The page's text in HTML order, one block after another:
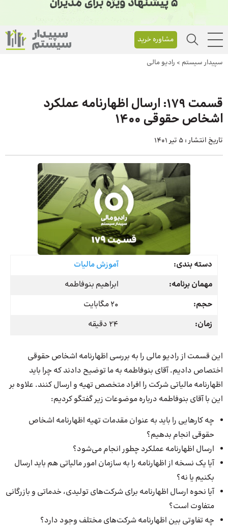
مشاوره خرید
سپیدار سیستم > رادیو مالی
قسمت ۱۷۹: ارسال اظهارنامه عملکرد
اشخاص حقوقی ۱۴۰۰
تاریخ انتشار : 5 تیر 1401
دسته بندی:
آموزش مالیات
مهمان برنامه:
ابراهیم بنوفاطمه
حجم:
20 مگابایت
زمان:
24 دقیقه
این قسمت از رادیو مالی را به بررسی اظهارنامه اشخاص حقوقی
اختصاص دادیم. آقای بنوفاطمه به ما توضیح دادند که چرا باید
اظهارنامه مالیاتی شرکت را افراد متخصص تهیه و ارسال کنند. علاوه بر
این با آقای بنوفاطمه درباره موضوعات زیر گفتگو کردیم:
چه کارهایی را باید به عنوان مقدمات تهیه اظهارنامه اشخاص
حقوقی انجام بدهیم؟
ارسال اظهارنامه عملکرد چطور انجام می‌شود؟
آیا یک نسخه از اظهارنامه را به سازمان امور مالیاتی هم باید ارسال
بکنیم یا نه؟
آیا نحوه ارسال اظهارنامه برای شرکت‌های تولیدی، خدماتی و بازرگانی
متفاوت است؟
چه تفاوتی بین اظهارنامه شرکت‌های مختلف وجود دارد؟